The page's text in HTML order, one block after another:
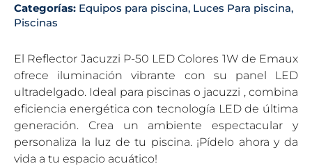
Categorías: Equipos para piscina, Luces Para piscina,
Piscinas
El Reflector Jacuzzi P-50 LED Colores 1W de Emaux
ofrece iluminación vibrante con su panel LED
ultradelgado. Ideal para piscinas o jacuzzi , combina
eficiencia energética con tecnología LED de última
generación. Crea un ambiente espectacular y
personaliza la luz de tu piscina. ¡Pídelo ahora y da
vida a tu espacio acuático!